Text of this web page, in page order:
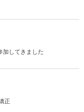
加してきました
正